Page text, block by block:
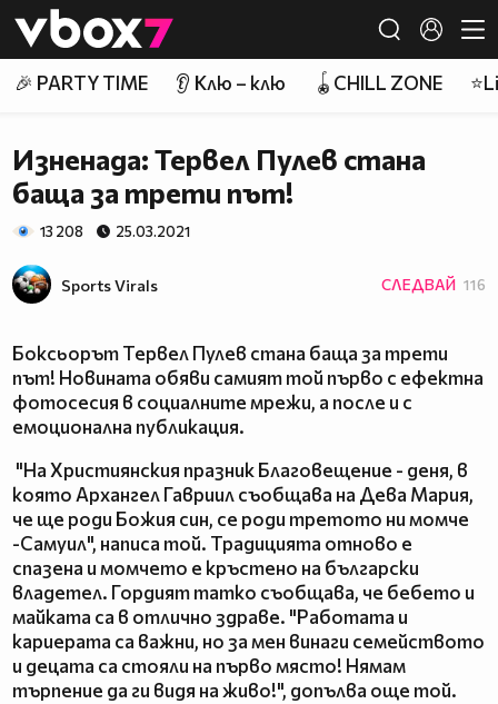
👾
🎉 PARTY TIME 👂 Клю – клю 🪀CHILL ZONE
Изненада: Тервел Пулев стана
баща за трети път!
13 208 25.03.2021
Sports Virals СЛЕДВАЙ 116
Боксьорът Тервел Пулев стана баща за трети
път! Новината обяви самият той първо с ефектна
фотосесия в социалните мрежи, а после и с
емоционална публикация.
"На Християнския празник Благовещение - деня, в
която Архангел Гавриил съобщава на Дева Мария,
че ще роди Божия син, се роди третото ни момче
-Самуил", написа той. Традицията отново е
спазена и момчето е кръстено на български
владетел. Гордият татко съобщава, че бебето и
майката са в отлично здраве. "Работата и
кариерата са важни, но за мен винаги семейството
и децата са стояли на първо място! Нямам
търпение да ги видя на живо!", допълва още той.